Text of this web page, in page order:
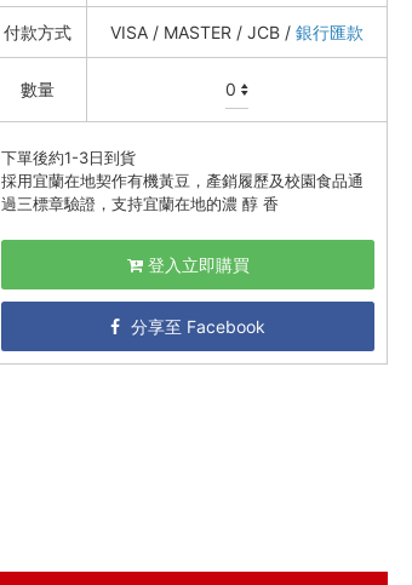
付款方式 VISA / MASTER / JCB / 銀行匯款
數量
下單後約1-3日到貨
採用宜蘭在地契作有機黃豆，產銷履歷及校園食品通
過三標章驗證，支持宜蘭在地的濃 醇 香
登入立即購買
分享至 Facebook